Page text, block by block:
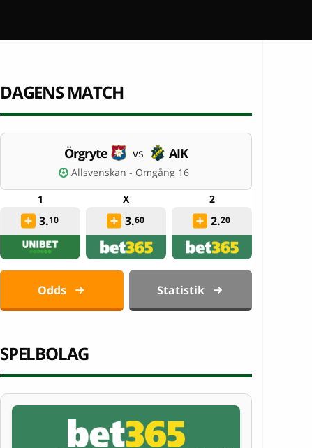
DAGENS MATCH
Örgryte vs AIK
Allsvenskan - Omgång 16
3.10 3.60 2.20
Odds Statistik
SPELBOLAG